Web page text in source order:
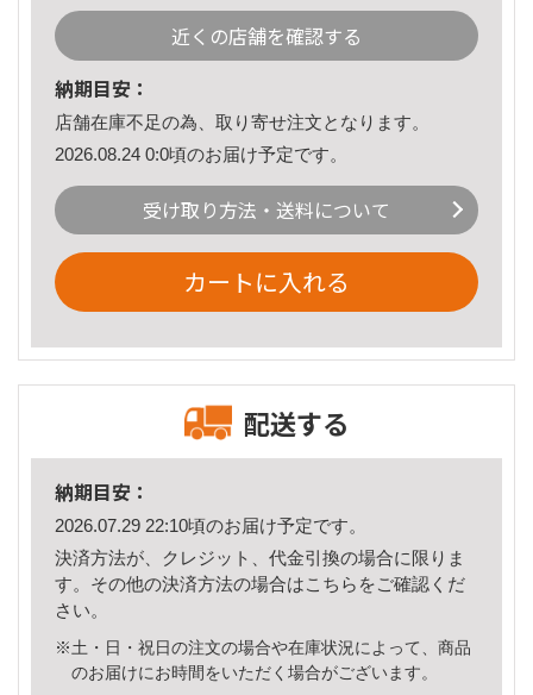
近くの店舗を確認する
納期目安：
店舗在庫不足の為、取り寄せ注文となります。
2026.08.24 0:0頃のお届け予定です。
受け取り方法・送料について
カートに入れる
配送する
納期目安：
2026.07.29 22:10頃のお届け予定です。
決済方法が、クレジット、代金引換の場合に限りま
す。その他の決済方法の場合はこちら をご確認くだ
さい。
※土・日・祝日の注文の場合や在庫状況によって、商品
のお届けにお時間をいただく場合がございます。